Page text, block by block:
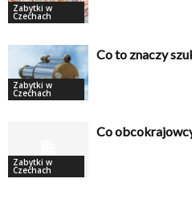
Zabytki w
Czechach
Zabytki w
Czechach
Co to znaczy
Zabytki w
Czechach
Co